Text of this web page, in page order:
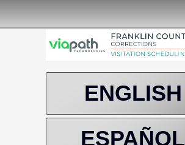
ENGLISH
ESPAÑOL